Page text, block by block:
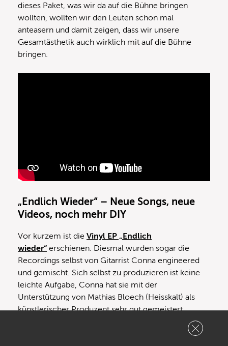
dieses Paket, was wir da auf die Bühne bringen
wollten, wollten wir den Leuten schon mal
anteasern und damit zeigen, dass wir unsere
Gesamtästhetik auch wirklich mit auf die Bühne
bringen.
„Endlich Wieder“ – Neue Songs, neue
Videos, noch mehr DIY
Vor kurzem ist die Vinyl EP „Endlich
wieder“ erschienen. Diesmal wurden sogar die
Recordings selbst von Gitarrist Conna engineered
und gemischt. Sich selbst zu produzieren ist keine
leichte Aufgabe, Conna hat sie mit der
Unterstützung von Mathias Bloech (Heisskalt) als
künstlerischer Produzent sehr gut gemeistert.